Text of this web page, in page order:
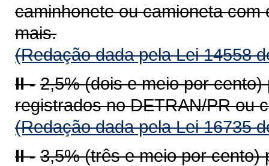
caminhonete ou camioneta
mais.
(Redação dada pela Lei 14558
II - 2,5% (dois e meio por
registrados no DETRAN/PR ou
(Redação dada pela Lei 16735
II - 3,5% (três e meio por